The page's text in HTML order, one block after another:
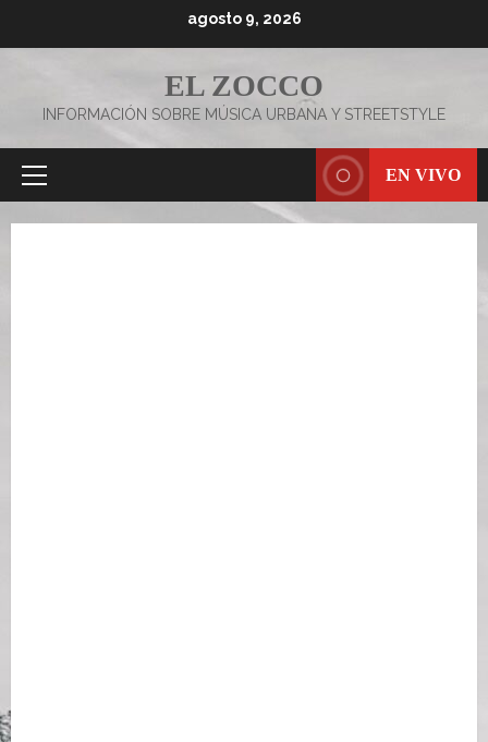
agosto 9, 2026
EL ZOCCO
INFORMACIÓN SOBRE MÚSICA URBANA Y STREETSTYLE
Menú
EN VIVO